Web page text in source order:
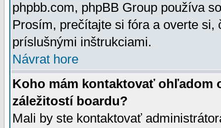
phpbb.com, phpBB Group používa
Prosím, prečítajte si fóra a overte
príslušnými inštrukciami.
Návrat hore
Koho mám kontaktovať ohľadom
záležitostí boardu?
Mali by ste kontaktovať